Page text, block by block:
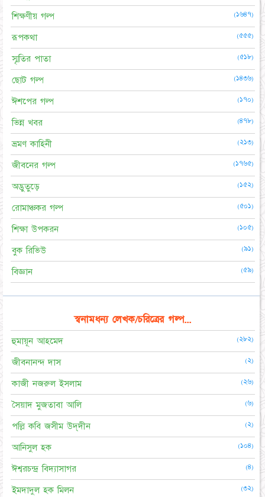
শিক্ষণীয় গল্প (১৬৪৭)
রূপকথা (৫৫৫)
স্মৃতির পাতা (৫১৮)
ছোট গল্প (১৪৩৬)
ঈশপের গল্প (১৭০)
ভিন্ন খবর (৪৭৮)
ভ্রমণ কাহিনী (২১৩)
জীবনের গল্প (১৭৬৫)
অদ্ভুতুড়ে (১৫২)
রোমাঞ্চকর গল্প (৫০১)
শিক্ষা উপকরন (১০৫)
বুক রিভিউ (৯১)
বিজ্ঞান (৫৯)
স্বনামধন্য লেখক/চরিত্রের গল্প...
হুমায়ূন আহমেদ (২৮২)
জীবনানন্দ দাস (২)
কাজী নজরুল ইসলাম (২৬)
সৈয়াদ মুজতাবা আলি (৬)
পল্লি কবি জসীম উদ্‌দীন (২)
আনিসুল হক (১০৪)
ঈশ্বরচন্দ্র বিদ্যাসাগর (৪)
ইমদাদুল হক মিলন (৩২)